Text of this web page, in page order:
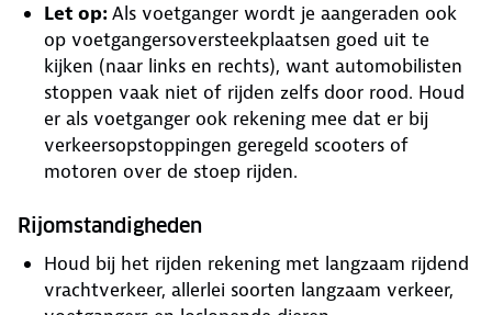
Let op:Als voetganger wordt je aangeraden ook
op voetgangersoversteekplaatsen goed uit te
kijken (naar links en rechts), want automobilisten
stoppen vaak niet of rijden zelfs door rood. Houd
er als voetganger ook rekening mee dat er bij
verkeersopstoppingen geregeld scooters of
motoren over de stoep rijden.
Rijomstandigheden
Houd bij het rijden rekening met langzaam rijdend
vrachtverkeer, allerlei soorten langzaam verkeer,